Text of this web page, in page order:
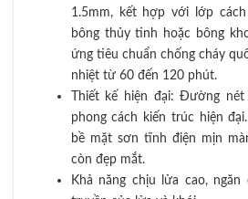
1.5mm, kết hợp với lớp
bông thủy tinh hoặc bông
ứng tiêu chuẩn chống cháy
nhiệt từ 60 đến 120 phút.
Thiết kế hiện đại: Đường
phong cách kiến trúc hiện
bề mặt sơn tĩnh điện mịn
còn đẹp mắt.
Khả năng chịu lửa cao,